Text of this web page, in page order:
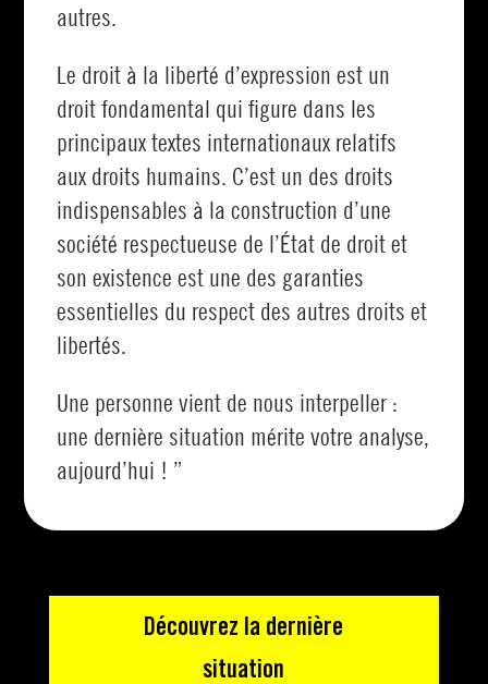
autres.
Le droit à la liberté d’expression est un
droit fondamental qui figure dans les
principaux textes internationaux relatifs
aux droits humains. C’est un des droits
indispensables à la construction d’une
société respectueuse de l’État de droit et
son existence est une des garanties
essentielles du respect des autres droits et
libertés.
Une personne vient de nous interpeller :
une dernière situation mérite votre analyse,
aujourd’hui ! ”
Découvrez la dernière
situation